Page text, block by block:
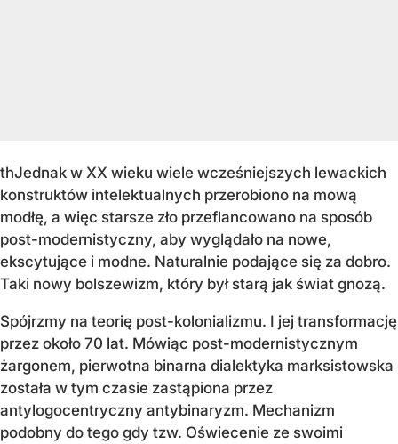
thJednak w XX wieku wiele wcześniejszych lewackich
konstruktów intelektualnych przerobiono na mową
modłę, a więc starsze zło przeflancowano na sposób
post-modernistyczny, aby wyglądało na nowe,
ekscytujące i modne. Naturalnie podające się za dobro.
Taki nowy bolszewizm, który był starą jak świat gnozą.
Spójrzmy na teorię post-kolonializmu. I jej transformację
przez około 70 lat. Mówiąc post-modernistycznym
żargonem, pierwotna binarna dialektyka marksistowska
została w tym czasie zastąpiona przez
antylogocentryczny antybinaryzm. Mechanizm
podobny do tego gdy tzw. Oświecenie ze swoimi